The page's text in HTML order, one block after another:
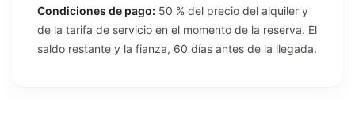
Condiciones de pago: 50 % del precio del alquiler y
de la tarifa de servicio en el momento de la reserva. El
saldo restante y la fianza, 60 días antes de la llegada.